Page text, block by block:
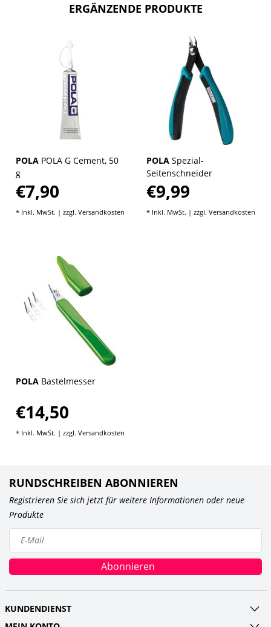
ERGÄNZENDE PRODUKTE
POLA POLA G Cement, 50
g
€7,90
* Inkl. MwSt. | zzgl. Versandkosten
POLA Spezial-
Seitenschneider
€9,99
* Inkl. MwSt. | zzgl. Versandkosten
POLA Bastelmesser
€14,50
* Inkl. MwSt. | zzgl. Versandkosten
RUNDSCHREIBEN ABONNIEREN
Registrieren Sie sich jetzt für weitere Informationen oder neue
Produkte
Abonnieren
KUNDENDIENST